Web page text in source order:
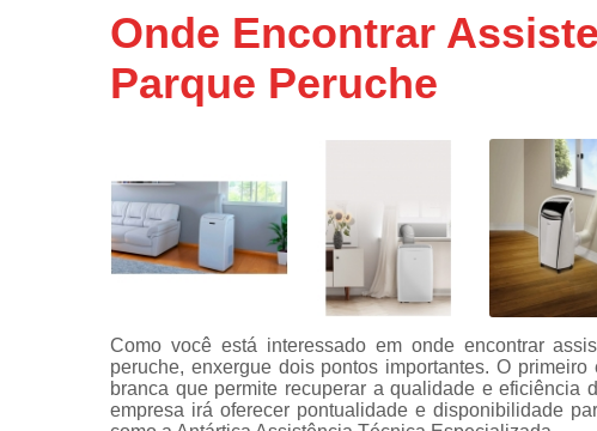
fogão
Consertos de
Consertos de
expositoras
Instalação de
fogões
Onde Encontrar
Parque Peruche
Como você está interessado em onde encontrar
peruche, enxergue dois pontos importantes. O
branca que permite recuperar a qualidade e eficiência
empresa irá oferecer pontualidade e disponibilidade